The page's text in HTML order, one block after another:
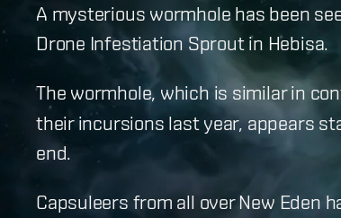
A mysterious wormhole has been
Drone Infestiation Sprout in Hebisa.
The wormhole, which is similar in
their incursions last year, appears
end.
Capsuleers from all over New Eden